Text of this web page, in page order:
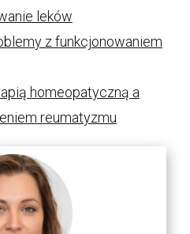
leków
z funkcjonowaniem
homeopatyczną a
reumatyzmu